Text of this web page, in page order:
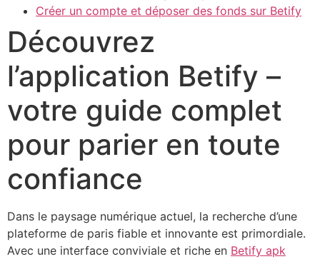
Créer un compte et déposer des fonds sur Betify
Découvrez
l’application Betify –
votre guide complet
pour parier en toute
confiance
Dans le paysage numérique actuel, la recherche d’une
plateforme de paris fiable et innovante est primordiale.
Avec une interface conviviale et riche en Betify apk